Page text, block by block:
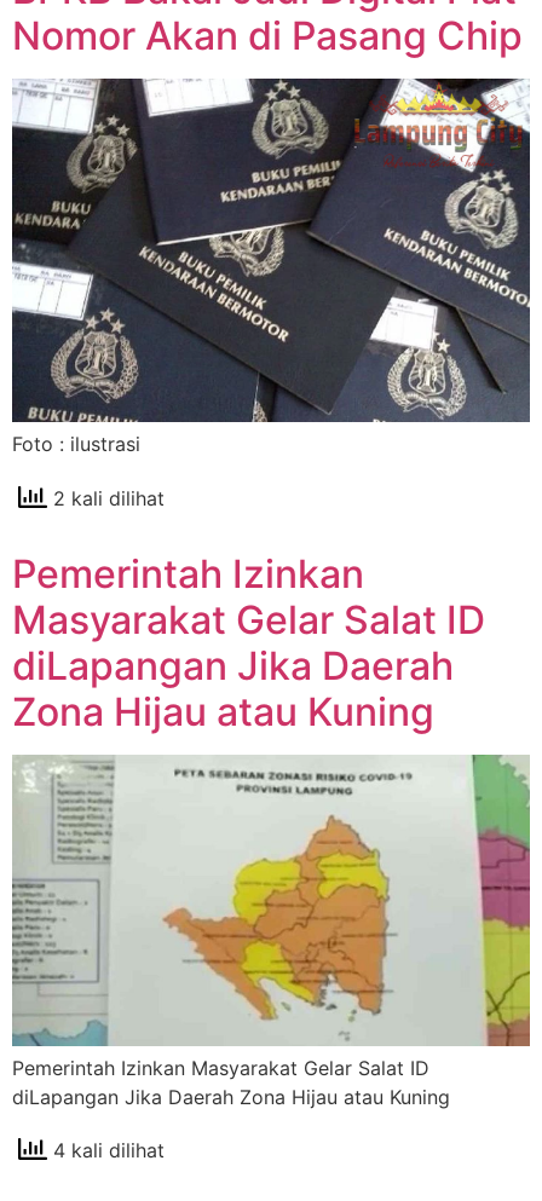
Nomor Akan di Pasang Chip
Foto : ilustrasi
2 kali dilihat
Pemerintah Izinkan
Masyarakat Gelar Salat ID
diLapangan Jika Daerah
Zona Hijau atau Kuning
Pemerintah Izinkan Masyarakat Gelar Salat ID
diLapangan Jika Daerah Zona Hijau atau Kuning
4 kali dilihat